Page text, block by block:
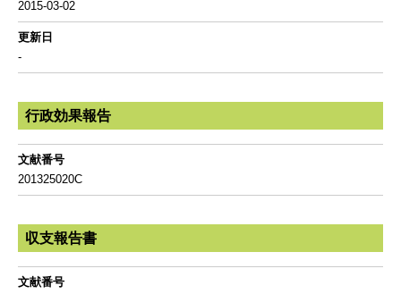
2015-03-02
更新日
-
行政効果報告
文献番号
201325020C
収支報告書
文献番号